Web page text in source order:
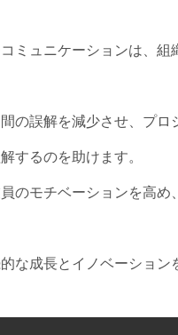
ミュニケーションは、組
の誤解を減少させ、プロ
するのを助けます。
のモチベーションを高め
な成長とイノベーション